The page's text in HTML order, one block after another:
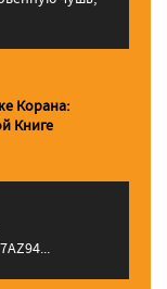
Корана:
Книге